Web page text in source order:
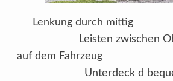
Lenkung durch
Leisten zwischen
auf dem
Unterdeck d